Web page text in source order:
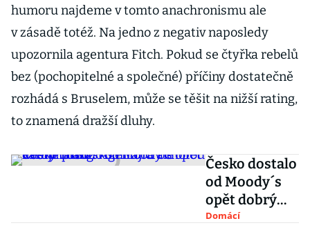
humoru najdeme v tomto anachronismu ale
v zásadě totéž. Na jedno z negativ naposledy
upozornila agentura Fitch. Pokud se čtyřka rebelů
bez (pochopitelné a společné) příčiny dostatečně
rozhádá s Bruselem, může se těšit na nižší rating,
to znamená dražší dluhy.
Česko dostalo
od Moody´s
opět dobrý
rating.
Domácí